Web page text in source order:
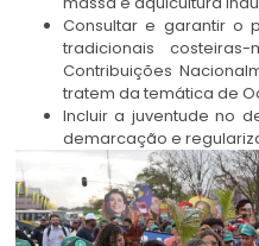
Consultar e garantir o
tradicionais
Contribuições
tratem da temática de
Incluir a juventude no
demarcação e